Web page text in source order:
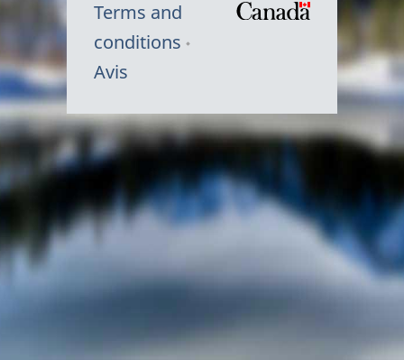
Terms and
conditions
Avis
Symbole
du
Canada